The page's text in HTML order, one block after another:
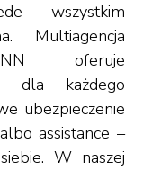
wszystkim
Multiagencja
oferuje
dla każdego
ubezpieczenie
assistance –
W naszej